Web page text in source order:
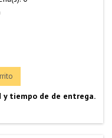
y tiempo de de entrega.